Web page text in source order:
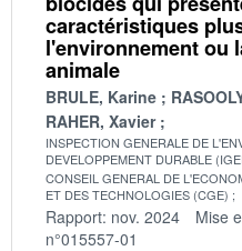
caractéristiques
l'environnement ou
animale
BRULE, Karine
RAHER, Xavier
INSPECTION GENERALE DE
DEVELOPPEMENT DURABLE
CONSEIL GENERAL DE
ET DES TECHNOLOGIES (CGE)
Rapport: nov. 2024 Mise
n°015557-01